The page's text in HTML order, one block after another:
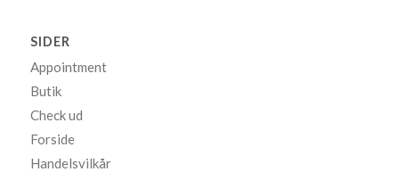
SIDER
Appointment
Butik
Check ud
Forside
Handelsvilkår